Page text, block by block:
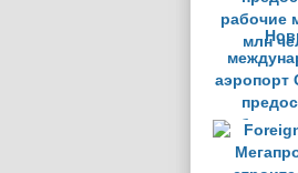
аэропорт
рабочие
млн